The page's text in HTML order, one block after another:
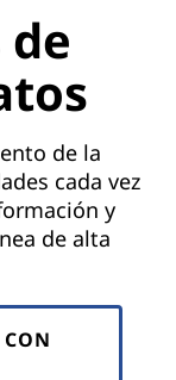
de la
cada vez
y
de alta